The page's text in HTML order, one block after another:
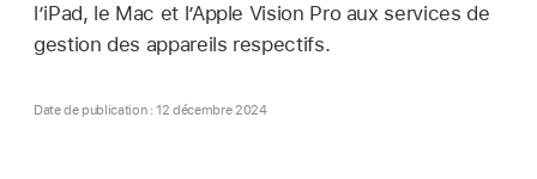
l’iPad, le Mac et l’Apple Vision Pro aux services de
gestion des appareils respectifs.
Date de publication : 12 décembre 2024